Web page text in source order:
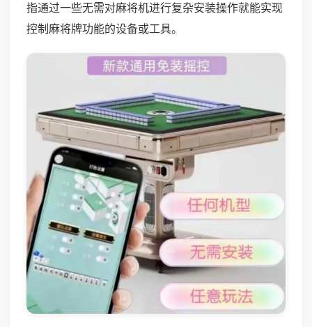
指通过一些无需对麻将机进行复杂安装操作就能实现
控制麻将牌功能的设备或工具。